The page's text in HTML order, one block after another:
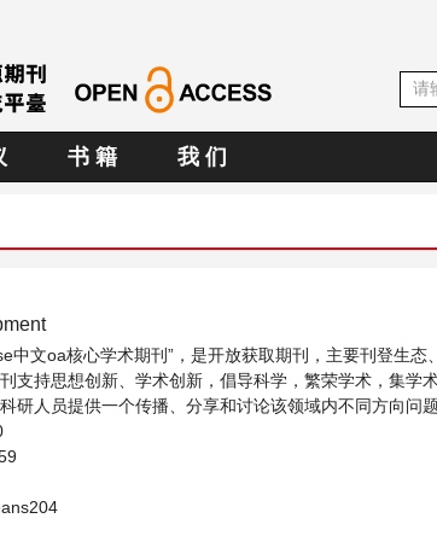
书 籍 我 们
中文oa核心学术期刊”，是开放获取期刊，主要刊登生
支持思想创新、学术创新，倡导科学，繁荣学术，集学
研人员提供一个传播、分享和讨论该领域内不同方向问